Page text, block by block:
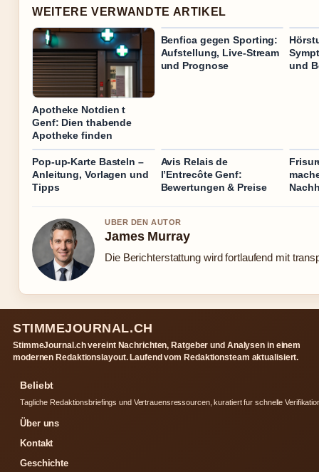
WEITERE VERWANDTE ARTIKEL
Apotheke Notdien t
Genf: Dien thabende
Apotheke finden
Benfica gegen Sporting:
Aufstellung, Live-Stream
und Prognose
und
Pop-up-Karte Basteln –
Anleitung, Vorlagen und
Tipps
Avis Relais de
l’Entrecôte Genf:
Bewertungen & Preise
UBER DEN AUTOR
James Murray
Die Berichterstattung wird fortlaufend mit
STIMMEJOURNAL.CH
StimmeJournal.ch vereint Nachrichten, Ratgeber und Analysen in einem
modernen Redaktionslayout. Laufend vom Redaktionsteam aktualisiert.
Beliebt
Tagliche Redaktionsbriefings und Vertrauensressourcen, kuratiert fur schnelle
Über uns
Kontakt
Geschichte